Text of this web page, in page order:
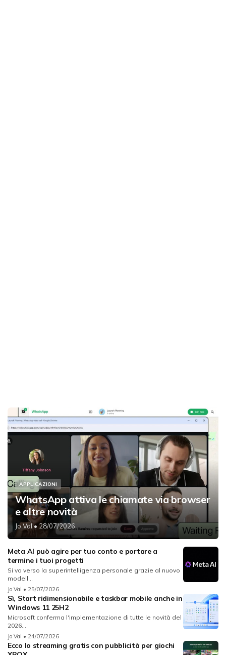
APPLICAZIONI
WhatsApp attiva le chiamate via browser
e altre novità
Jo Val• 28/07/2026
Meta AI può agire per tuo conto e portare a
termine i tuoi progetti
Si va verso la superintelligenza personale grazie al nuovo
modell...
Jo Val • 25/07/2026
Sì, Start ridimensionabile e taskbar mobile anche in
Windows 11 25H2
Microsoft conferma l'implementazione di tutte le novità del
2026...
Jo Val • 24/07/2026
Ecco lo streaming gratis con pubblicità per giochi